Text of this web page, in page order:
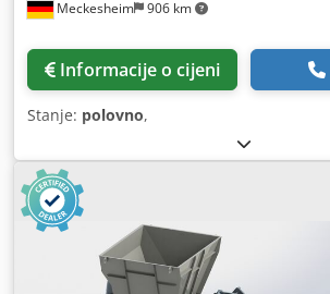
Meckesheim 906 km
Informacije o cijeni
Stanje: polovno,